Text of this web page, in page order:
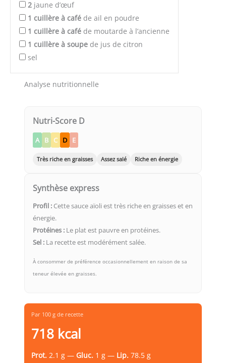
2 jaune d’œuf
1 cuillère à café de ail en poudre
1 cuillère à café de moutarde à l’ancienne
1 cuillère à soupe de jus de citron
sel
Analyse nutritionnelle
Nutri-Score D
A B C D E
Très riche en graisses Assez salé Riche en énergie
Synthèse express
Profil : Cette sauce aïoli est très riche en graisses et en
énergie.
Protéines : Le plat est pauvre en protéines.
Sel : La recette est modérément salée.
À consommer de préférence occasionnellement en raison de sa
teneur élevée en graisses.
Par 100 g de recette
718 kcal
Prot. 2.1 g — Gluc. 1 g — Lip. 78.5 g